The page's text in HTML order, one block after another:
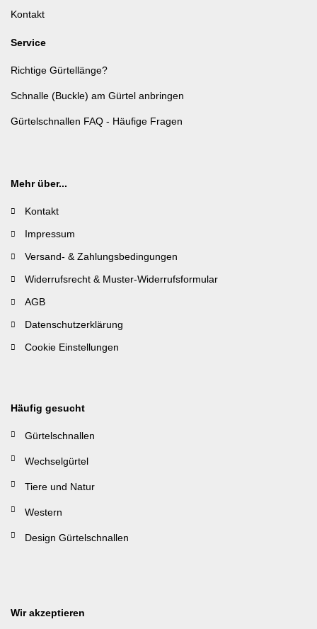
Kontakt
Service
Richtige Gürtellänge?
Schnalle (Buckle) am Gürtel anbringen
Gürtelschnallen FAQ - Häufige Fragen
Mehr über...
Kontakt
Impressum
Versand- & Zahlungsbedingungen
Widerrufsrecht & Muster-Widerrufsformular
AGB
Datenschutzerklärung
Cookie Einstellungen
Häufig gesucht
Gürtelschnallen
Wechselgürtel
Tiere und Natur
Western
Design Gürtelschnallen
Wir akzeptieren